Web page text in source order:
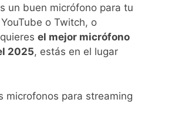
un buen micrófono para tu
o Twitch, o
el mejor micrófono
2025, estás en el lugar